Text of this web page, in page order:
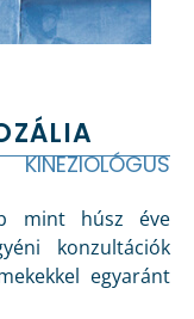
KINEZIOLÓGUS
mint húsz éve
konzultációk
egyaránt